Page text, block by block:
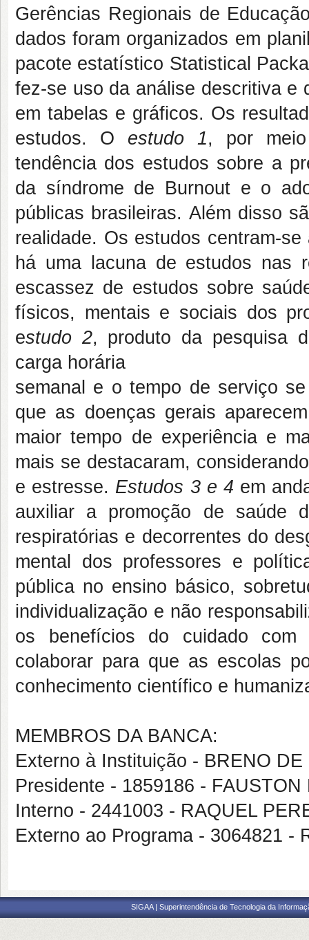
Gerências Regionais de
dados foram organizados em
pacote estatístico Statistical
fez-se uso da análise descritiva e
em tabelas e gráficos. Os
estudos. O estudo 1, por
tendência dos estudos sobre a
da síndrome de Burnout e o
públicas brasileiras. Além disso
realidade. Os estudos centram-
há uma lacuna de estudos nas
escassez de estudos sobre
físicos, mentais e sociais dos
estudo 2, produto da pesquisa
carga horária
semanal e o tempo de serviço
que as doenças gerais
maior tempo de experiência e
mais se destacaram,
e estresse. Estudos 3 e 4 em
auxiliar a promoção de saúde
respiratórias e decorrentes do
mental dos professores e
pública no ensino básico,
individualização e não
os benefícios do cuidado com
colaborar para que as escolas
conhecimento científico e
MEMBROS DA BANCA:
Externo à Instituição - BRENO
Presidente - 1859186 - FAUSTON
Interno - 2441003 - RAQUEL
Externo ao Programa - 3064821 -
SIGAA | Superintendência de Tecnologia da